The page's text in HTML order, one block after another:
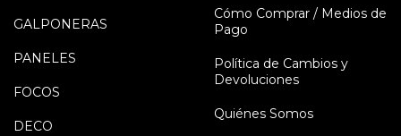
GALPONERAS
PANELES
FOCOS
DECO
Cómo Comprar / Medios de
Pago
Política de Cambios y
Devoluciones
Quiénes Somos